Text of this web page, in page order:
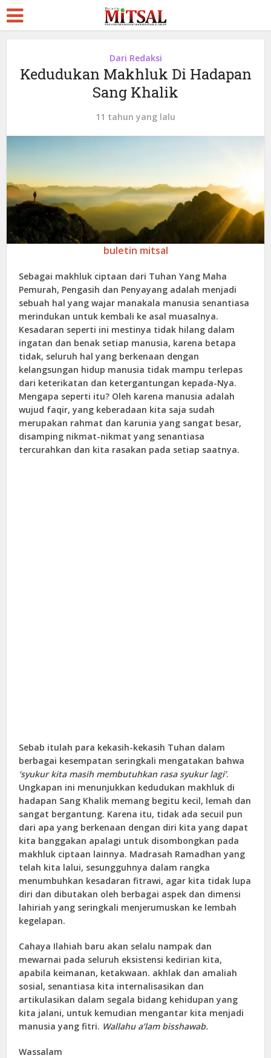
Dari Redaksi
Kedudukan Makhluk Di Hadapan
Sang Khalik
11 tahun yang lalu
buletin mitsal
Sebagai makhluk ciptaan dari Tuhan Yang Maha
Pemurah, Pengasih dan Penyayang adalah menjadi
sebuah hal yang wajar manakala manusia senantiasa
merindukan untuk kembali ke asal muasalnya.
Kesadaran seperti ini mestinya tidak hilang dalam
ingatan dan benak setiap manusia, karena betapa
tidak, seluruh hal yang berkenaan dengan
kelangsungan hidup manusia tidak mampu terlepas
dari keterikatan dan ketergantungan kepada-Nya.
Mengapa seperti itu? Oleh karena manusia adalah
wujud faqir, yang keberadaan kita saja sudah
merupakan rahmat dan karunia yang sangat besar,
disamping nikmat-nikmat yang senantiasa
tercurahkan dan kita rasakan pada setiap saatnya.
Sebab itulah para kekasih-kekasih Tuhan dalam
berbagai kesempatan seringkali mengatakan bahwa
‘syukur kita masih membutuhkan rasa syukur lagi’.
Ungkapan ini menunjukkan kedudukan makhluk di
hadapan Sang Khalik memang begitu kecil, lemah dan
sangat bergantung. Karena itu, tidak ada secuil pun
dari apa yang berkenaan dengan diri kita yang dapat
kita banggakan apalagi untuk disombongkan pada
makhluk ciptaan lainnya. Madrasah Ramadhan yang
telah kita lalui, sesungguhnya dalam rangka
menumbuhkan kesadaran fitrawi, agar kita tidak lupa
diri dan dibutakan oleh berbagai aspek dan dimensi
lahiriah yang seringkali menjerumuskan ke lembah
kegelapan.
Cahaya Ilahiah baru akan selalu nampak dan
mewarnai pada seluruh eksistensi kedirian kita,
apabila keimanan, ketakwaan. akhlak dan amaliah
sosial, senantiasa kita internalisasikan dan
artikulasikan dalam segala bidang kehidupan yang
kita jalani, untuk kemudian mengantar kita menjadi
manusia yang fitri. Wallahu a’lam bisshawab.
Wassalam